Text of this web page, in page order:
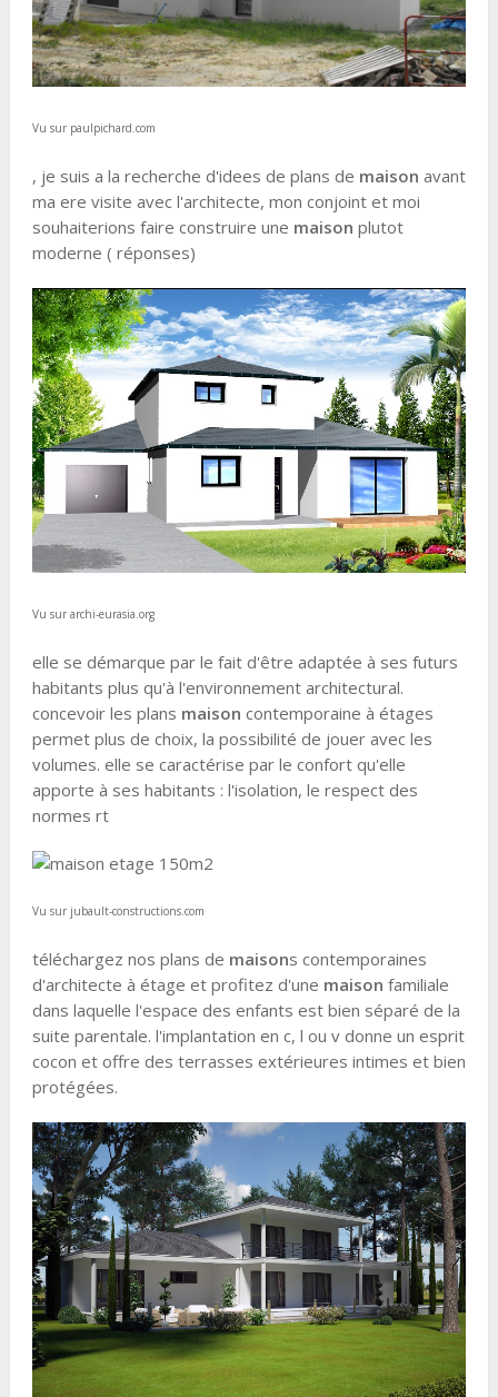
Vu sur paulpichard.com
, je suis a la recherche d'idees de plans de maison avant
ma ere visite avec l'architecte, mon conjoint et moi
souhaiterions faire construire une maison plutot
moderne ( réponses)
Vu sur archi-eurasia.org
elle se démarque par le fait d'être adaptée à ses futurs
habitants plus qu'à l'environnement architectural.
concevoir les plans maison contemporaine à étages
permet plus de choix, la possibilité de jouer avec les
volumes. elle se caractérise par le confort qu'elle
apporte à ses habitants : l'isolation, le respect des
normes rt
Vu sur jubault-constructions.com
téléchargez nos plans de maisons contemporaines
d'architecte à étage et profitez d'une maison familiale
dans laquelle l'espace des enfants est bien séparé de la
suite parentale. l'implantation en c, l ou v donne un esprit
cocon et offre des terrasses extérieures intimes et bien
protégées.